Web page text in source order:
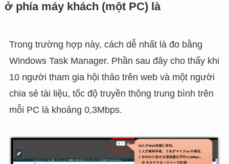
ở phía máy khách (một PC) là
Trong trường hợp này, cách dễ nhất là đo bằng
Windows Task Manager. Phần sau đây cho thấy khi
10 người tham gia hội thảo trên web và một người
chia sẻ tài liệu, tốc độ truyền thông trung bình trên
mỗi PC là khoảng 0,3Mbps.